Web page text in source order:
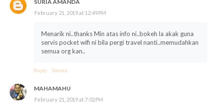
SURIA AMANDA
February 21, 2019 at 12:49 PM
Menarik ni..thanks Min atas info ni..bokeh la akak guna
servis pocket wifi ni bila pergi travel nanti..memudahkan
semua org kan..
Reply Delete
MAHAMAHU
February 21, 2019 at 7:02 PM